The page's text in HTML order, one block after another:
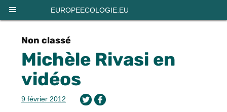
EUROPEECOLOGIE.EU
Non classé
Michèle Rivasi en
vidéos
9 février 2012